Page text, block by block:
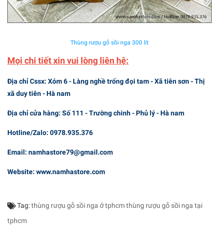
Thùng rượu gỗ sồi nga 300 lít
Mọi chi tiết xin vui lòng liên hệ:
Địa chỉ Cssx: Xóm 6 - Làng nghề trống đọi tam - Xã tiên sơn - Thị
xã duy tiên - Hà nam
Địa chỉ cửa hàng: Số 111 - Trường chinh - Phủ lý - Hà nam
Hotline/Zalo: 0978.935.376
Email: namhastore79@gmail.com
Website: www.namhastore.com
Tag:thùng rượu gỗ sồi nga ở tphcmthùng rượu gỗ sồi nga tại
tphcm